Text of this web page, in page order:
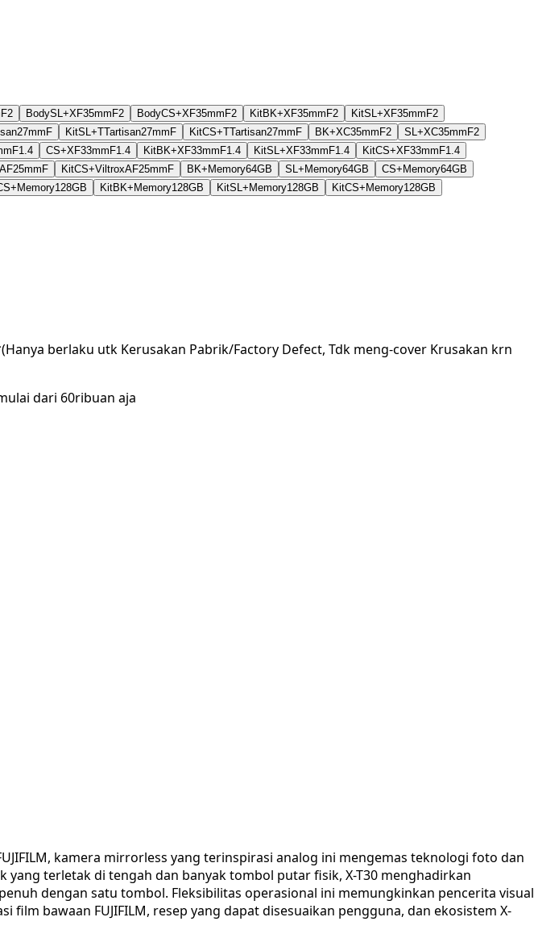
BodySL+XF35mmF2 BodyCS+XF35mmF2 KitBK+XF35mmF2
KitSL+XF35mmF2
KitSL+TTartisan27mmF KitCS+TTartisan27mmF BK+XC35mmF2
SL+XC35mmF2
CS+XF33mmF1.4 KitBK+XF33mmF1.4 KitSL+XF33mmF1.4
KitCS+XF33mmF1.4
KitCS+ViltroxAF25mmF BK+Memory64GB SL+Memory64GB
CS+Memory64GB
KitBK+Memory128GB KitSL+Memory128GB
KitCS+Memory128GB
berlaku utk Kerusakan Pabrik/Factory Defect, Tdk meng-cover Krusakan krn
dari 60ribuan aja
kamera mirrorless yang terinspirasi analog ini mengemas teknologi foto dan
terletak di tengah dan banyak tombol putar fisik, X-T30 menghadirkan
dengan satu tombol. Fleksibilitas operasional ini memungkinkan pencerita visual
bawaan FUJIFILM, resep yang dapat disesuaikan pengguna, dan ekosistem X-